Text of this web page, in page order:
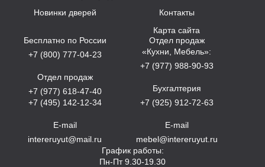
Новинки дверей
Контакты
Карта сайта
Бесплатно по России
+7 (800) 777-04-23
Отдел продаж
+7 (977) 618-47-40
+7 (495) 142-12-34
E-mail
intereruyut@mail.ru
Отдел продаж
«Кухни, Мебель»:
+7 (977) 988-90-93
Бухгалтерия
+7 (925) 912-72-63
E-mail
mebel@intereruyut.ru
График работы:
Пн-Пт 9.30-19.30